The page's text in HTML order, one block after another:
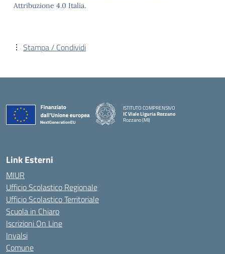
Attribuzione 4.0 Italia.
Stampa / Condividi
ISTITUTO COMPRENSIVO
IC Viale Liguria Rozzano
Rozzano (MI)
Link Esterni
MIUR
Ufficio Scolastico Regionale
Ufficio Scolastico Territoriale
Scuola in Chiaro
Iscrizioni On Line
Invalsi
Comune